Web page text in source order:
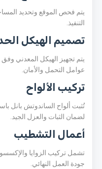
يتم فحص الموقع وتحديد
التنفيذ.
تصميم الهيكل
يتم تجهيز الهيكل المعدني
عوامل التحمل والأمان.
تركيب الألواح
تُثبت ألواح الساندوتش بانل
لضمان الثبات والعزل الجيد.
أعمال التشطيب
تشمل تركيب الزوايا
جودة العمل النهائي.